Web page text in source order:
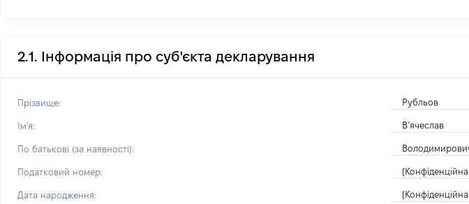
2.1. Інформація про суб'єкта декларування
Прізвище: Рубльов
Ім'я: В’ячеслав
По батькові (за наявності):
Податковий номер:
Дата народження: